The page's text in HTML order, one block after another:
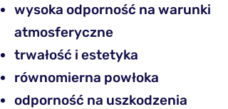
wysoka odporność na warunki
atmosferyczne
trwałość i estetyka
równomierna powłoka
odporność na uszkodzenia